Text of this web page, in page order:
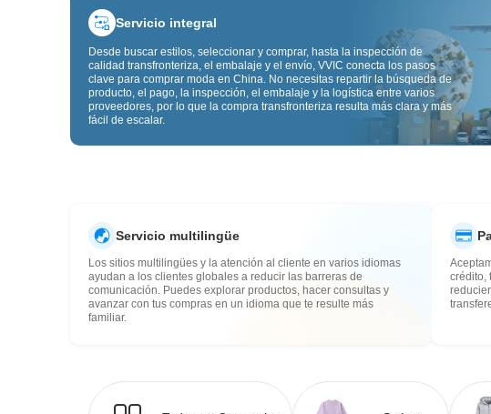
Servicio integral
Desde buscar estilos, seleccionar y comprar, hasta la inspección de
calidad transfronteriza, el embalaje y el envío, VVIC conecta los pasos
clave para comprar moda en China. No necesitas repartir la búsqueda de
producto, el pago, la inspección, el embalaje y la logística entre varios
proveedores, por lo que la compra transfronteriza resulta más clara y más
fácil de escalar.
Servicio multilingüe
Los sitios multilingües y la atención al cliente en varios idiomas
ayudan a los clientes globales a reducir las barreras de
comunicación. Puedes explorar productos, hacer consultas y
avanzar con tus compras en un idioma que te resulte más
familiar.
crédito,